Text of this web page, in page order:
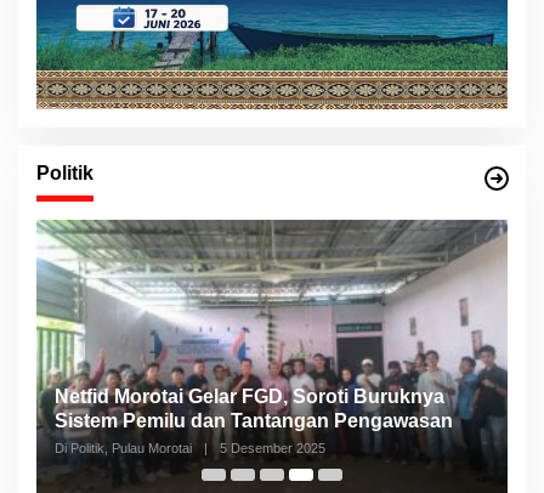
Politik
Sebut Rakyat ‘Goblok’, GMNI Ultimatum PDIP
Copot Masdar dari DPRD Halsel
Di Malut, Politik | 4 September 2025